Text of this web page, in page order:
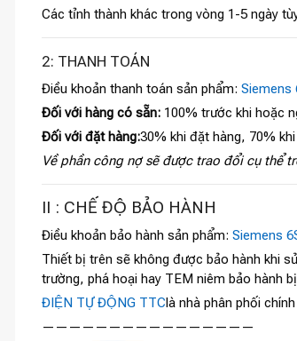
Các tỉnh thành khác trong vòng 1-5 ngày
2: THANH TOÁN
Điều khoản thanh toán sản phẩm: Siemens
Đối với hàng có sẵn: 100% trước khi hoặc
Đối với đặt hàng:30% khi đặt hàng, 70%
Về phần công nợ sẽ được trao đổi cụ thể
II : CHẾ ĐỘ BẢO HÀNH
Điều khoản bảo hành sản phẩm: Siemens
Thiết bị trên sẽ không được bảo hành khi
trường, phá hoại hay TEM niêm bảo hành
ĐIỆN TỰ ĐỘNG TTClà nhà phân phối
————————————————